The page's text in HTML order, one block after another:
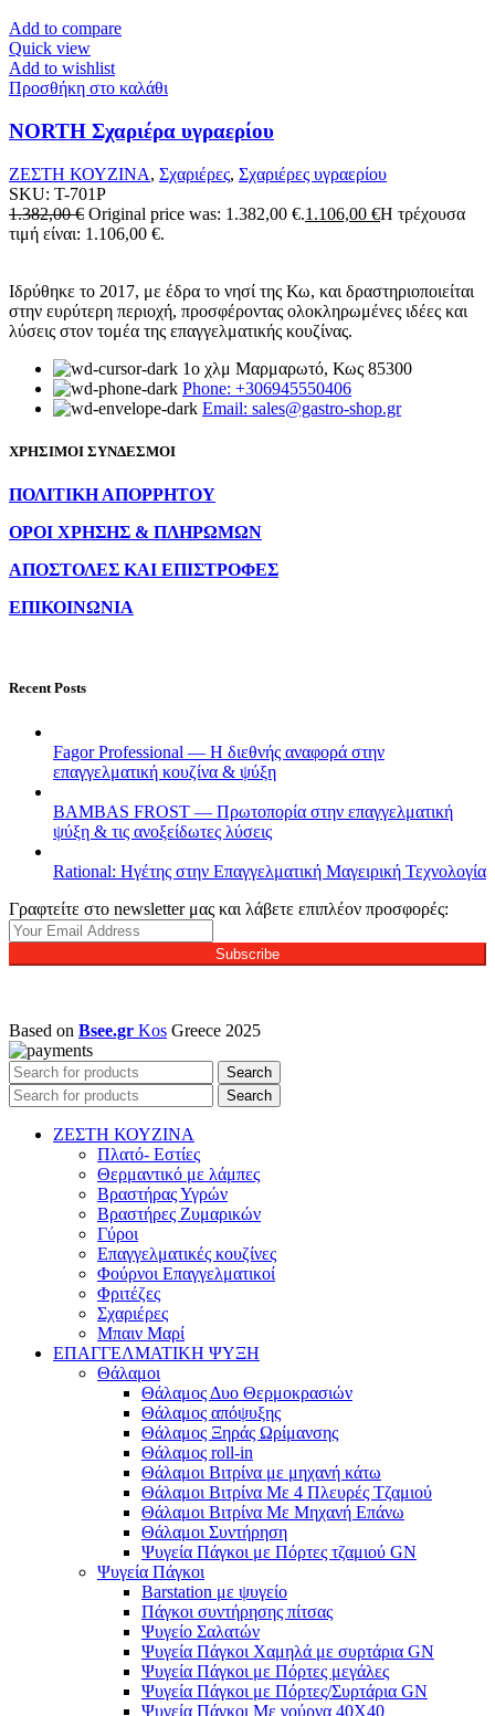
Add to compare
Quick view
Add to wishlist
Προσθήκη στο καλάθι
NORTH Σχαριέρα υγραερίου
ΖΕΣΤΗ ΚΟΥΖΙΝΑ, Σχαριέρες, Σχαριέρες υγραερίου
SKU: T-701P
1.382,00€ Original price was: 1.382,00 €.1.106,00 €Η τρέχουσα
τιμή είναι: 1.106,00 €.
Ιδρύθηκε το 2017, με έδρα το νησί της Κω, και δραστηριοποιείται
στην ευρύτερη περιοχή, προσφέροντας ολοκληρωμένες ιδέες και
λύσεις στον τομέα της επαγγελματικής κουζίνας.
1ο χλμ Μαρμαρωτό, Κως 85300
Phone: +306945550406
Email: sales@gastro-shop.gr
ΧΡΗΣΙΜΟΙ ΣΥΝΔΕΣΜΟΙ
ΠΟΛΙΤΙΚΗ ΑΠΟΡΡΗΤΟΥ
ΟΡΟΙ ΧΡΗΣΗΣ & ΠΛΗΡΩΜΩΝ
ΑΠΟΣΤΟΛΕΣ ΚΑΙ ΕΠΙΣΤΡΟΦΕΣ
ΕΠΙΚΟΙΝΩΝΙΑ
Recent Posts
Fagor Professional — Η διεθνής αναφορά στην
επαγγελματική κουζίνα & ψύξη
BAMBAS FROST — Πρωτοπορία στην επαγγελματική
ψύξη & τις ανοξείδωτες λύσεις
Rational: Ηγέτης στην Επαγγελματική Μαγειρική Τεχνολογία
Γραφτείτε στο newsletter μας και λάβετε επιπλέον προσφορές:
Subscribe
Based on Bsee.gr Kos Greece 2025
Search
Search
ΖΕΣΤΗ ΚΟΥΖΙΝΑ
Πλατό- Εστίες
Θερμαντικό με λάμπες
Βραστήρας Υγρών
Βραστήρες Ζυμαρικών
Γύροι
Επαγγελματικές κουζίνες
Φούρνοι Επαγγελματικοί
Φριτέζες
Σχαριέρες
Μπαιν Μαρί
ΕΠΑΓΓΕΛΜΑΤΙΚΗ ΨΥΞΗ
Θάλαμοι
Θάλαμος Δυο Θερμοκρασιών
Θάλαμος απόψυξης
Θάλαμος Ξηράς Ωρίμανσης
Θάλαμος roll-in
Θάλαμοι Βιτρίνα με μηχανή κάτω
Θάλαμοι Βιτρίνα Με 4 Πλευρές Τζαμιού
Θάλαμοι Βιτρίνα Με Μηχανή Επάνω
Θάλαμοι Συντήρηση
Ψυγεία Πάγκοι με Πόρτες τζαμιού GN
Ψυγεία Πάγκοι
Barstation με ψυγείο
Πάγκοι συντήρησης πίτσας
Ψυγείο Σαλατών
Ψυγεία Πάγκοι Χαμηλά με συρτάρια GN
Ψυγεία Πάγκοι με Πόρτες μεγάλες
Ψυγεία Πάγκοι με Πόρτες/Συρτάρια GN
Ψυγεία Πάγκοι Με γούρνα 40Χ40